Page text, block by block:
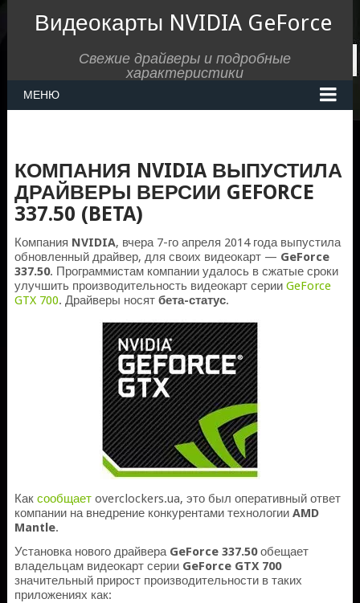
Видеокарты NVIDIA GeForce
Свежие драйверы и подробные
характеристики
МЕНЮ
КОМПАНИЯ NVIDIA ВЫПУСТИЛА
ДРАЙВЕРЫ ВЕРСИИ GEFORCE
337.50 (BETA)
Компания NVIDIA, вчера 7-го апреля 2014 года выпустила
обновленный драйвер, для своих видеокарт — GeForce
337.50. Программистам компании удалось в сжатые сроки
улучшить производительность видеокарт серии GeForce
GTX 700. Драйверы носят бета-статус.
Как сообщаетoverclockers.ua, это был оперативный ответ
компании на внедрение конкурентами технологии AMD
Mantle.
Установка нового драйвера GeForce 337.50обещает
владельцам видеокарт серии GeForce GTX 700
значительный прирост производительности в таких
приложениях как: